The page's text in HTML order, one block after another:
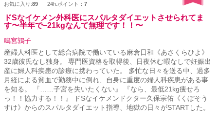
お気に入り:89 24h.ポイント： 7
ドSなイケメン外科医にスパルタダイエットさせられてま
す〜半年で−21kgなんて無理です！！〜
鳴宮鶉子
産婦人科医として総合病院で働いている麻倉日和《あさくらひよ》
32歳彼氏なし独身。 専門医資格を取得後、日夜休む暇なしで妊娠出
産に婦人科疾患の診療に携わっていた。 多忙な日々を送る中、過多
月経による貧血で勤務中に倒れ、自身に重度の婦人科疾患がある事
を知る。 『……子宮を失いたくない』 『なら、最低21kg痩せろ
っ！！協力する！！』 ドSなイケメンドクター久保宗佑《くぼそう
すけ》からのスパルタダイエット指導、地獄の日々がSTARTした。